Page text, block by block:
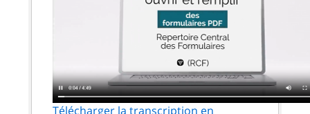
Télécharger la transcription en